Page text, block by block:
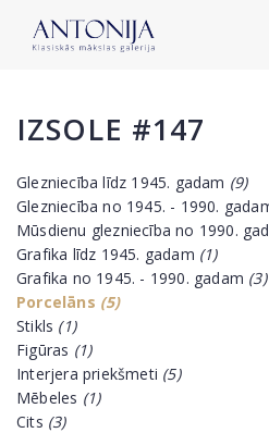
IZSOLE #147
Glezniecība līdz 1945. gadam (9)
Glezniecība no 1945. - 1990.
Mūsdienu glezniecība no 1990.
Grafika līdz 1945. gadam (1)
Grafika no 1945. - 1990. gadam (3)
Porcelāns (5)
Stikls (1)
Figūras (1)
Interjera priekšmeti (5)
Mēbeles (1)
Cits (3)